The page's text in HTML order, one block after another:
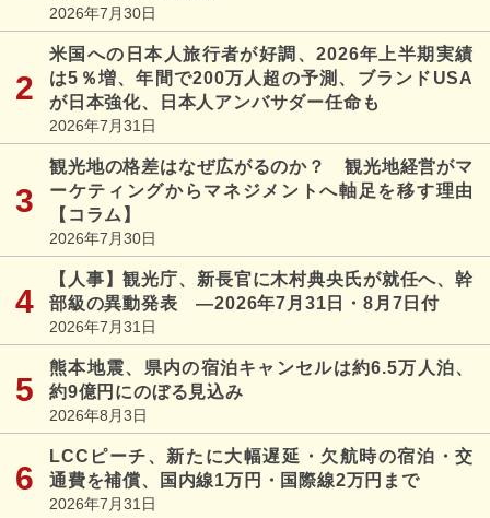
2026年7月30日
米国への日本人旅行者が好調、2026年上半期実績
は5％増、年間で200万人超の予測、ブランドUSA
が日本強化、日本人アンバサダー任命も
2026年7月31日
観光地の格差はなぜ広がるのか？ 観光地経営がマ
ーケティングからマネジメントへ軸足を移す理由
【コラム】
2026年7月30日
【人事】観光庁、新長官に木村典央氏が就任へ、幹
部級の異動発表 ―2026年7月31日・8月7日付
2026年7月31日
熊本地震、県内の宿泊キャンセルは約6.5万人泊、
約9億円にのぼる見込み
2026年8月3日
LCCピーチ、新たに大幅遅延・欠航時の宿泊・交
通費を補償、国内線1万円・国際線2万円まで
2026年7月31日